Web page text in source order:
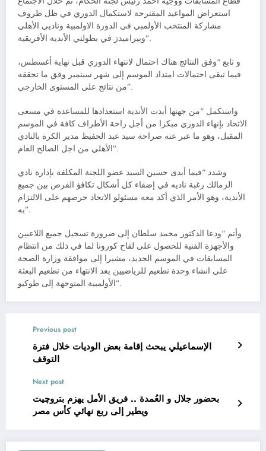
استعراض المواعيد المقترحة لاستكمال الدوري في ظل ظروف
مشاركة المنتخب الأولمبي في الدورة الاولمبية وناديي الأهلي
وبيراميدز في بطولتي الأندية الأفريقية”.
و تابع “وفق النتائج هناك احتمال لانتهاء الدوري قبل نهاية أغسطس،
فيما تبقى احتمالات امتداد الموسم إلى شهر سبتمبر وفق ما تحققه
من نتائج على المستوى الخارجي”.
واستكمل “من جهتها أبدت الأندية استعدادها للمساعدة في مسعى
الاتحاد بإنهاء الدوري مبكرا من أجل راحة الأطراف كافة في الموسم
المقبل، وهو ما عبر عنه صراحة سيد عبد الحفيظ مدير الكرة بالنادي
الأهلي من اجل الصالح العام”.
وشدد “فيما أبدى حسين السيد عضو اللجنة المكلفة بإدارة نادي
الزمالك رغبة ناديه في إضفاء كل أشكال تكافؤ الفرص بين جميع
الأندية، وهو الأمر الذي أكد معه مسئولو الاتحاد حرصهم على الالتزام
به”.
وأتم “ودعا الدكتور محمد سلطان إلى ضرورة تسجيل جميع اللاعبين
والأجهزة الفنية للحصول على لقاح كورونا لما في ذلك من انتظام
المسابقات في الموسم الجديد، مشيرا إلى موافقة وزارة الصحة
على انشاء وحدة تطعيم للرياضيين بعد الانتهاء من تطعيم البعثة
الأولمبية المتوجهة إلى طوكيو”.
Previous post
الإسماعيلي يبحث إقامة بعض الوديات خلال فترة
التوقف
Next post
بحضور جلال و العُمدة .. فريق الأمل يهزم بتروچيت
ويطير إلى ربع نهائي كأس مصر